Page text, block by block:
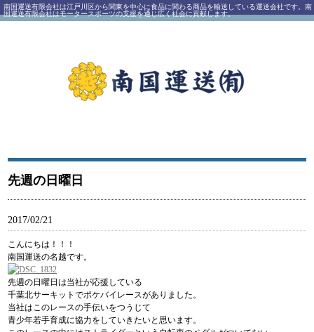
南国運送有限会社は江戸川区から関東を中心に食品に関わる商品を輸送している運送会社です。南
国運送有限会社はモータースポーツの支援を通じ広く社会に貢献します。
先週の日曜日
2017/02/21
こんにちは！！！
南国運送の名越です。
先週の日曜日は当社が応援している
千葉北サーキットでポケバイレースがありました。
当社はこのレースの手伝いをつうじて
青少年若手育成に協力をしていきたいと思います。